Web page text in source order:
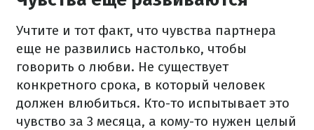
Учтите и тот факт, что чувства партнера
еще не развились настолько, чтобы
говорить о любви. Не существует
конкретного срока, в который человек
должен влюбиться. Кто-то испытывает это
чувство за 3 месяца, а кому-то нужен целый